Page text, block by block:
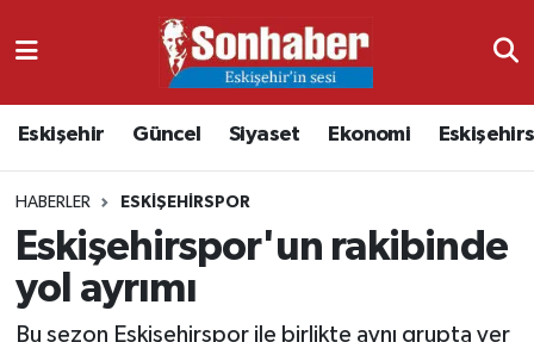
Eskişehir Güncel Siyaset Ekonomi
HABERLER ESKIŞEHIRSPOR
Eskişehirspor'un rakibinde
yol ayrımı
Bu sezon Eskişehirspor ile birlikte aynı grupta yer
Ekonomi
Güncel
Kültür & Sanat
Nöbetçi Eczaneler
Namaz Vakitleri
Trafik Durumu
Süper Lig Puan Durumu ve Fikstür